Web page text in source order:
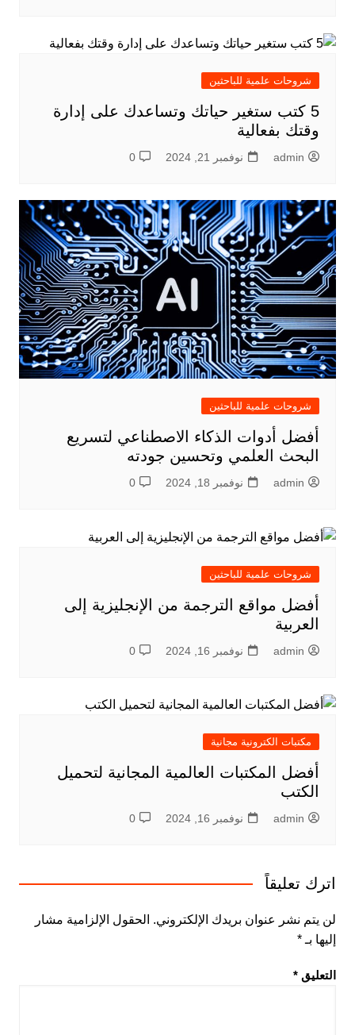
شروحات علمية للباحثين
5 كتب ستغير حياتك وتساعدك على إدارة
وقتك بفعالية
admin نوفمبر 21, 2024 0
شروحات علمية للباحثين
أفضل أدوات الذكاء الاصطناعي لتسريع
البحث العلمي وتحسين جودته
admin نوفمبر 18, 2024 0
شروحات علمية للباحثين
أفضل مواقع الترجمة من الإنجليزية إلى
العربية
admin نوفمبر 16, 2024 0
مكتبات الكترونية مجانية
أفضل المكتبات العالمية المجانية لتحميل
الكتب
admin نوفمبر 16, 2024 0
اترك تعليقاً
لن يتم نشر عنوان بريدك الإلكتروني. الحقول الإلزامية مشار
إليها بـ *
التعليق *